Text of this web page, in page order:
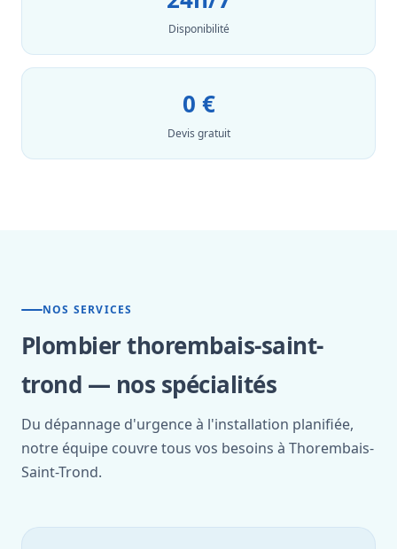
Disponibilité
0 €
Devis gratuit
NOS SERVICES
Plombier thorembais-saint-
trond — nos spécialités
Du dépannage d'urgence à l'installation planifiée,
notre équipe couvre tous vos besoins à Thorembais-
Saint-Trond.